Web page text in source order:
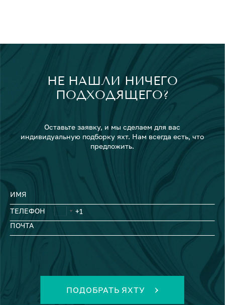
НЕ НАШЛИ НИЧЕГО
ПОДХОДЯЩЕГО?
Оставьте заявку, и мы сделаем для вас
индивидуальную подборку яхт. Нам всегда есть, что
предложить.
ИМЯ
ТЕЛЕФОН
ПОЧТА
ПОДОБРАТЬ ЯХТУ